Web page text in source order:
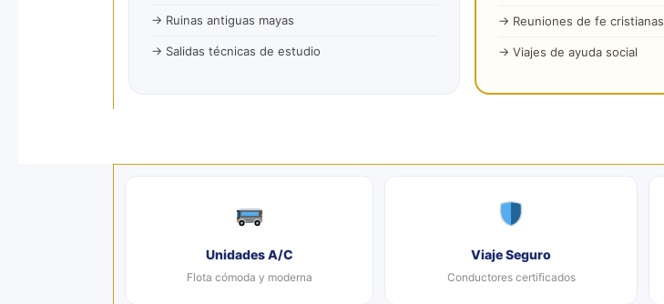
→ Ruinas antiguas mayas
→ Salidas técnicas de estudio
→ Reuniones de fe cristianas
→ Viajes de ayuda social
Unidades A/C
Flota cómoda y moderna
Viaje Seguro
Conductores certificados